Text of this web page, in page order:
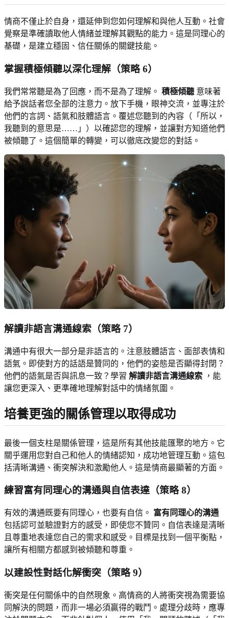
情商不僅止於自身，還延伸到您如何理解和與他人互動。社會
覺察是準確讀取他人情緒並理解其觀點的能力。這是同理心的
基礎，是建立穩固、信任關係的關鍵技能。
掌握積極傾聽以深化理解（策略 6）
我們常常聽是為了回應，而不是為了理解。 積極傾聽 意味著
給予說話者您全部的注意力。放下手機，眼神交流，並專注於
他們的言詞、語氣和肢體語言。覆述您聽到的內容（「所以，
我聽到的意思是……」）以確認您的理解，並讓對方知道他們
被傾聽了。這個簡單的轉變，可以徹底改變您的對話。
解讀非語言溝通線索 （策略 7）
溝通中有很大一部分是非語言的。注意肢體語言、面部表情和
語氣。即使對方的話語是贊同的，他們的姿態是否顯得封閉？
他們的語氣是否與訊息一致？學習 解讀非語言溝通線索 ，能
讓您更深入、更準確地理解對話中的情緒氛圍。
培養更強的關係管理以取得成功
最後一個支柱是關係管理，這是所有其他技能匯聚的地方。它
關乎運用您對自己和他人的情緒認知，成功地管理互動。這包
括清晰溝通、衝突解決和激勵他人。這是情商最顯著的方面。
練習富有同理心的溝通與自信表達（策略 8）
有效的溝通既要有同理心，也要有自信。 富有同理心的溝通
包括認可並驗證對方的感受，即使您不贊同。自信表達是清晰
且尊重地表達您自己的需求和感受。目標是找到一個平衡點，
讓所有相關方都感到被傾聽和尊重。
以建設性對話化解衝突 （策略 9）
衝突是任何關係中的自然現象。高情商的人將衝突視為需要協
同解決的問題，而非一場必須贏得的戰鬥。處理分歧時，應專